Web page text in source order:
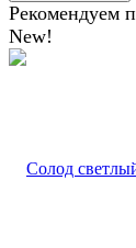
Рекомендуем
New!